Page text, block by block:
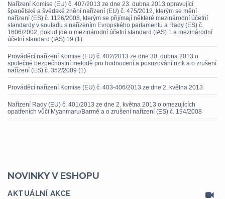
Nařízení Komise (EU) č. 407/2013 ze dne 23. dubna 2013 opravující
španělské a švédské znění nařízení (EU) č. 475/2012, kterým se mění
nařízení (ES) č. 1126/2008, kterým se přijímají některé mezinárodní účetní
standardy v souladu s nařízením Evropského parlamentu a Rady (ES) č.
1606/2002, pokud jde o mezinárodní účetní standard (IAS) 1 a mezinárodní
účetní standard (IAS) 19 (1)
Prováděcí nařízení Komise (EU) č. 402/2013 ze dne 30. dubna 2013 o
společné bezpečnostní metodě pro hodnocení a posuzování rizik a o zrušení
nařízení (ES) č. 352/2009 (1)
Prováděcí nařízení Komise (EU) č. 403-406/2013 ze dne 2. května 2013
Nařízení Rady (EU) č. 401/2013 ze dne 2. května 2013 o omezujících
opatřeních vůči Myanmaru/Barmě a o zrušení nařízení (ES) č. 194/2008
NOVINKY V ESHOPU
AKTUÁLNÍ AKCE